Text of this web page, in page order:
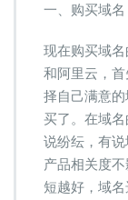
一、购买域名
现在购买域
和阿里云，
择自己满意
买了。在域
说纷纭，有
产品相关度
短越好，域